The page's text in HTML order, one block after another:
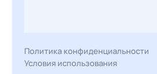
Политика конфиденциальности
Условия использования